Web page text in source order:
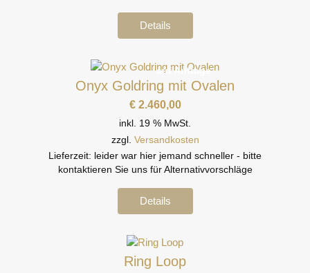
Details
auf Anfrage
Onyx Goldring mit Ovalen
€2.460,00
inkl. 19 % MwSt.
zzgl. Versandkosten
Lieferzeit: leider war hier jemand schneller - bitte
kontaktieren Sie uns für Alternativvorschläge
Details
Ring Loop